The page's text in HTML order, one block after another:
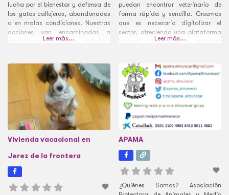
lucha por el bienestar y defensa de
los gatos callejeros, abandonados
o en malas condiciones. Nuestras
acciones van encaminadas a
encontrarles un hogar definitivo
eso, es muy importante tener casas
de acogida que los puedan
mantener hasta
Leer más...
puedan encontrar veterinario de
forma rápida y sencilla. Creemos
que es necesario digitalizar el
sector, ofreciendo una plataforma
integral de salud a nuestras
cliente-paciente. (La oficina física
está en Barcelona, pero nuestra
plataforma funciona online y con
cobertura en más
Leer más...
Vivienda vacacional en
Jerez de la frontera
APAMA
¿Quiénes Somos? Asociación